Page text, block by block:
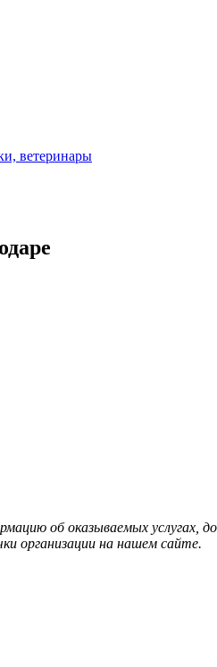
ветеринары
об оказываемых
организации на нашем сайте.